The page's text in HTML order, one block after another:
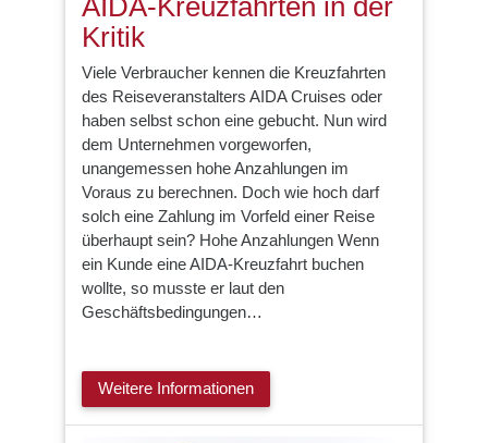
AIDA-Kreuzfahrten in der
Kritik
Viele Verbraucher kennen die Kreuzfahrten
des Reiseveranstalters AIDA Cruises oder
haben selbst schon eine gebucht. Nun wird
dem Unternehmen vorgeworfen,
unangemessen hohe Anzahlungen im
Voraus zu berechnen. Doch wie hoch darf
solch eine Zahlung im Vorfeld einer Reise
überhaupt sein? Hohe Anzahlungen Wenn
ein Kunde eine AIDA-Kreuzfahrt buchen
wollte, so musste er laut den
Geschäftsbedingungen…
Weitere Informationen